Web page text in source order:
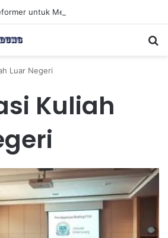
Luar Negeri
Kuliah